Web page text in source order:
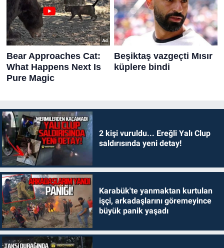
2 kişi vuruldu... Ereğli Yalı Clup
saldırısında yeni detay!
Karabük'te yanmaktan kurtulan
işçi, arkadaşlarını göremeyince
büyük panik yaşadı